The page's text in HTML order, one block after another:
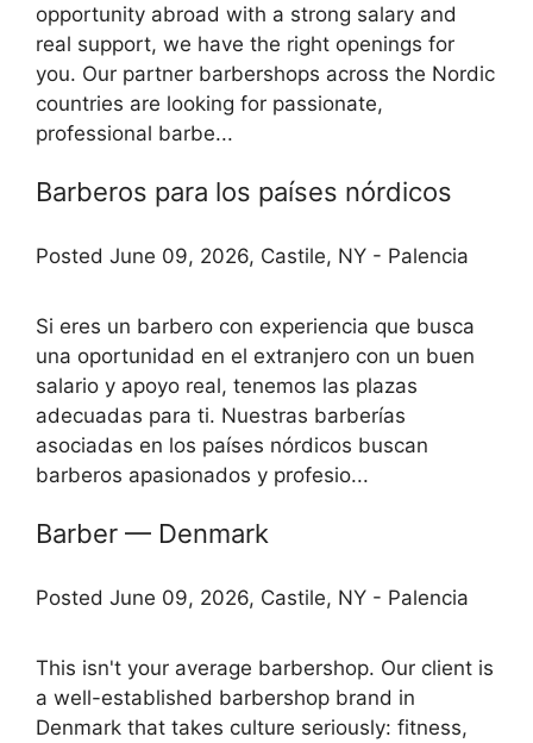
opportunity abroad with a strong salary and
real support, we have the right openings for
you. Our partner barbershops across the Nordic
countries are looking for passionate,
professional barbe...
Barberos para los países nórdicos
Posted June 09, 2026, Castile, NY - Palencia
Si eres un barbero con experiencia que busca
una oportunidad en el extranjero con un buen
salario y apoyo real, tenemos las plazas
adecuadas para ti. Nuestras barberías
asociadas en los países nórdicos buscan
barberos apasionados y profesio...
Barber — Denmark
Posted June 09, 2026, Castile, NY - Palencia
This isn't your average barbershop. Our client is
a well-established barbershop brand in
Denmark that takes culture seriously: fitness,